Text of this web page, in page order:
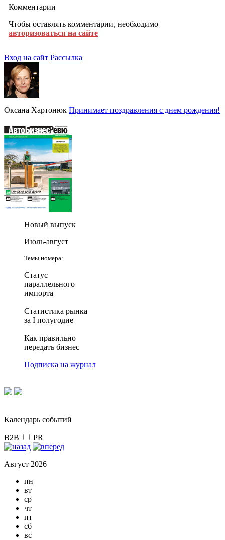
Комментарии
Чтобы оставлять комментарии, необходимо
авторизоваться на сайте
Вход на сайт Рассылка
Оксана Хартонюк Принимает поздравления с днем рождения!
Новый выпуск
Июль-август
Темы номера:
Статус
параллельного
импорта
Статистика рынка
за I полугодие
Как правильно
передать бизнес
Подписка на журнал
Календарь событий
B2B PR
Август 2026
пн
вт
ср
чт
пт
сб
вс